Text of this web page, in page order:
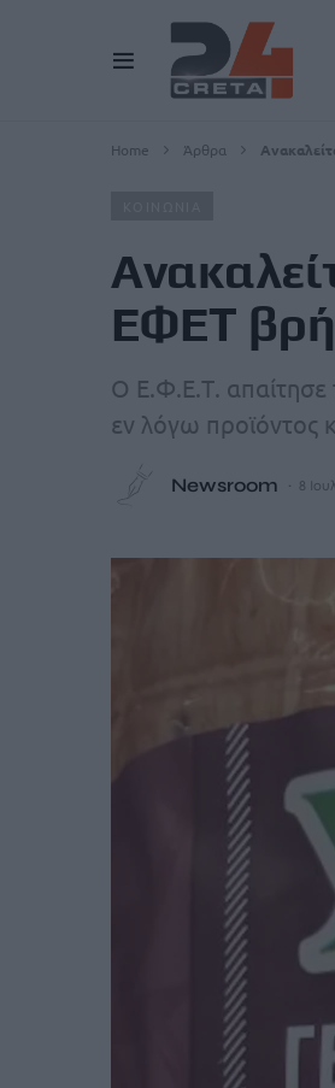
Home Άρθρα
ΕΦΕΤ
Ο Ε.Φ.Ε.Τ. απαίτησε
εν λόγω προϊόντος
Newsroom 8